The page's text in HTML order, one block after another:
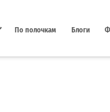
По полочкам Блоги